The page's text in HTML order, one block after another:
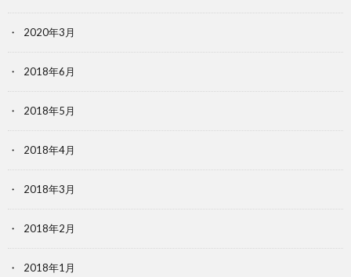
2020年3月
2018年6月
2018年5月
2018年4月
2018年3月
2018年2月
2018年1月